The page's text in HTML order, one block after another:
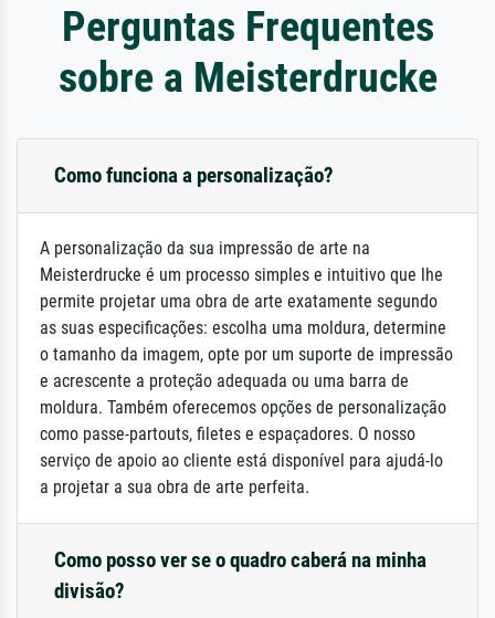
Perguntas Frequentes
sobre a Meisterdrucke
Como funciona a personalização?
A personalização da sua impressão de arte na
Meisterdrucke é um processo simples e intuitivo que lhe
permite projetar uma obra de arte exatamente segundo
as suas especificações: escolha uma moldura, determine
o tamanho da imagem, opte por um suporte de impressão
e acrescente a proteção adequada ou uma barra de
moldura. Também oferecemos opções de personalização
como passe-partouts, filetes e espaçadores. O nosso
serviço de apoio ao cliente está disponível para ajudá-lo
a projetar a sua obra de arte perfeita.
Como posso ver se o quadro caberá na minha
divisão?